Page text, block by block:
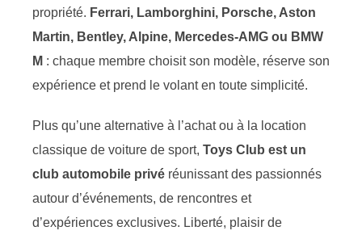
propriété. Ferrari, Lamborghini, Porsche, Aston
Martin, Bentley, Alpine, Mercedes-AMG ou BMW
M : chaque membre choisit son modèle, réserve son
expérience et prend le volant en toute simplicité.
Plus qu’une alternative à l’achat ou à la location
classique de voiture de sport, Toys Club est un
club automobile privé réunissant des passionnés
autour d’événements, de rencontres et
d’expériences exclusives. Liberté, plaisir de